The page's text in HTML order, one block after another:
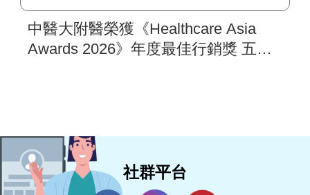
中醫大附醫榮獲《Healthcare Asia
Awards 2026》年度最佳行銷獎 五步
社群平台